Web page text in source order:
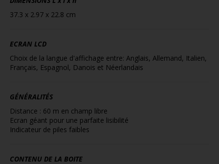
37.3 x 2.97 x 22.8 cm
ECRAN LCD
Choix de la langue d'affichage entre: Anglais, Allemand, Italien,
Français, Espagnol, Danois et Néerlandais
GÉNÉRALITÉS
Distance : 60 m en champ libre
Ecran géant pour une parfaite lisibilité
Indicateur de piles faibles
CONTENU DE LA BOITE